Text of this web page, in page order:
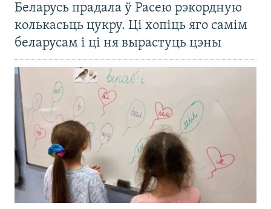
Беларусь прадала ў Расею рэкордную
колькасьць цукру. Ці хопіць яго самім
беларусам і ці ня вырастуць цэны